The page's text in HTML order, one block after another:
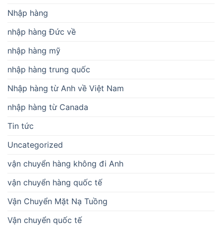
Nhập hàng
nhập hàng Đức về
nhập hàng mỹ
nhập hàng trung quốc
Nhập hàng từ Anh về Việt Nam
nhập hàng từ Canada
Tin tức
Uncategorized
vận chuyển hàng không đi Anh
vận chuyển hàng quốc tế
Vận Chuyển Mặt Nạ Tuồng
Vận chuyển quốc tế